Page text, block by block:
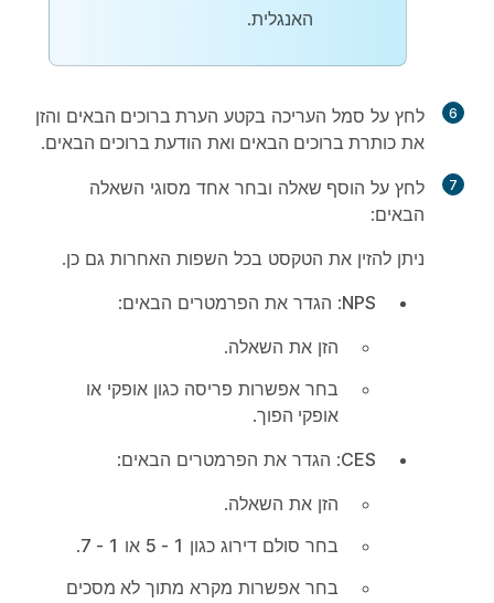
האנגלית.
6 לחץ על סמל העריכה בקטע הערת ברוכים הבאים והזן
את כותרת ברוכים הבאים ואת הודעת ברוכים הבאים.
7 לחץ על הוסף שאלה ובחר אחד מסוגי השאלה
הבאים:
ניתן להזין את הטקסט בכל השפות האחרות גם כן.
NPS: הגדר את הפרמטרים הבאים:
הזן את השאלה.
בחר אפשרות פריסה כגון אופקי או
אופקי הפוך.
CES: הגדר את הפרמטרים הבאים:
הזן את השאלה.
בחר סולם דירוג כגון 1 - 5 או 1 - 7
.
בחר אפשרות מקרא מתוך לא מסכים